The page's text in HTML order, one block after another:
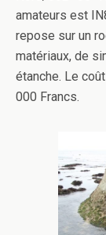
amateurs est
repose sur un
matériaux, de
étanche. Le
000 Francs.